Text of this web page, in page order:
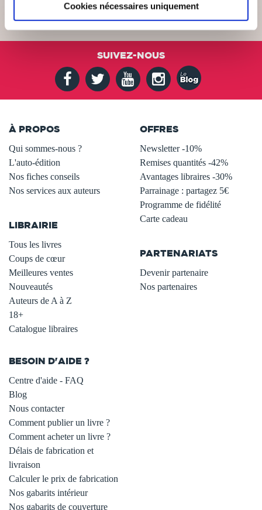
Cookies nécessaires uniquement
SUIVEZ-NOUS
À PROPOS
Qui sommes-nous ?
L'auto-édition
Nos fiches conseils
Nos services aux auteurs
LIBRAIRIE
Tous les livres
Coups de cœur
Meilleures ventes
Nouveautés
Auteurs de A à Z
18+
Catalogue libraires
OFFRES
Newsletter -10%
Remises quantités -42%
Avantages libraires -30%
Parrainage : partagez 5€
Programme de fidélité
Carte cadeau
PARTENARIATS
Devenir partenaire
Nos partenaires
BESOIN D'AIDE ?
Centre d'aide - FAQ
Blog
Nous contacter
Comment publier un livre ?
Comment acheter un livre ?
Délais de fabrication et
livraison
Calculer le prix de fabrication
Nos gabarits intérieur
Nos gabarits de couverture